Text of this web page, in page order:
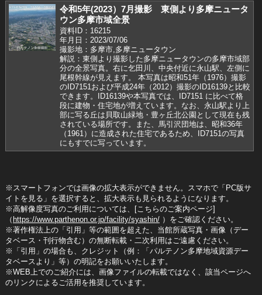
令和5年(2023）7月撮影 東側より多摩ニュータ
ウン多摩市域全景
資料ID：16215
年月日：2023/07/06
撮影地：多摩市,多摩ニュータウン
解説：東側より撮影した多摩ニュータウンの多摩市域部
分の全景写真。右に乞田川、中央付近に永山駅、左側に
尾根幹線が見えます。 本写真は昭和51年（1976）撮影
のID7151および平成24年（2012）撮影のID16139と比較
できます。ID16139や本写真では、ID7151 に比べて格
段に建物・住宅地が増えています。なお、永山駅より上
部に写る丘は貝取山緑地・豊ヶ丘北公園として現在も残
されている場所です。また、馬引沢団地は、昭和36年
（1961）に造成された住宅であるため、ID7151の写真
にもすでに写っています。
※スマートフォンでは画像の拡大表示ができません。スマホで「PC版サ
イトを見る」を選択すると、拡大表示も見られるようになります。
※高解像度写真のご利用については、[こちらのご案内ページ]
（ https://www.parthenon.or.jp/facility/syashin/）をご確認ください。
※著作権法上の「引用」等の範囲を超えた、当館所蔵写真・画像（デー
タベース・刊行物含む）の無断転載・二次利用はご遠慮ください。
※「引用」の場合も、クレジット（例：「パルテノン多摩地域資源デー
タベースより」等）の明記をお願いいたします。
※WEB上でのご紹介には、画像ファイルの転載ではなく、該当ページへ
のリンクによるご活用を推奨しています。